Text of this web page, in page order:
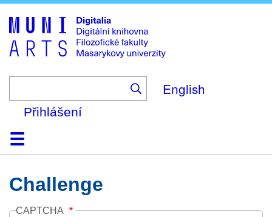
to
main
content
English
Přihlášení
DomůKolekce
Prohlížení
Vyhledávání
O platformě
Nápověda
KontaktDigitalia
Challenge
CAPTCHA